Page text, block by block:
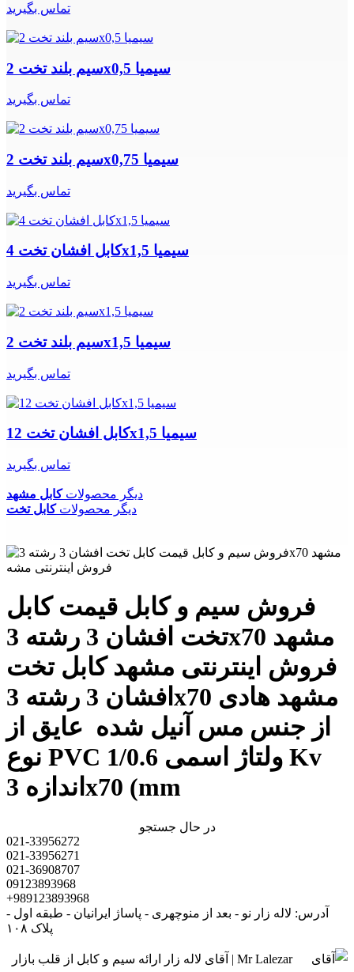
تماس بگیرید
سیم بلند تخت 2x0,5 سیمیا
تماس بگیرید
سیم بلند تخت 2x0,75 سیمیا
تماس بگیرید
کابل افشان تخت 4x1,5 سیمیا
تماس بگیرید
سیم بلند تخت 2x1,5 سیمیا
تماس بگیرید
کابل افشان تخت 12x1,5 سیمیا
تماس بگیرید
دیگر محصولاتکابل مشهد
دیگر محصولاتکابل تخت
فروش سیم و کابل قیمت کابل
تخت افشان 3 رشته 3x70 مشهد
فروش اینترنتی مشهد کابل تخت
افشان 3 رشته 3x70 مشهد هادی
از جنس مس آنیل شده عایق از
نوع PVC ولتاژ اسمی 1/0.6 Kv
اندازه 3x70 (mm
در حال جستجو
021-33956272
021-33956271
021-36908707
09123893968
+989123893968
آدرس: لاله زار نو - بعد از منوچهری - پاساژ ایرانیان - طبقه اول -
پلاک ۱۰۸
Mr Lalezar | آقای لاله زار ارائه سیم و کابل از قلب بازار